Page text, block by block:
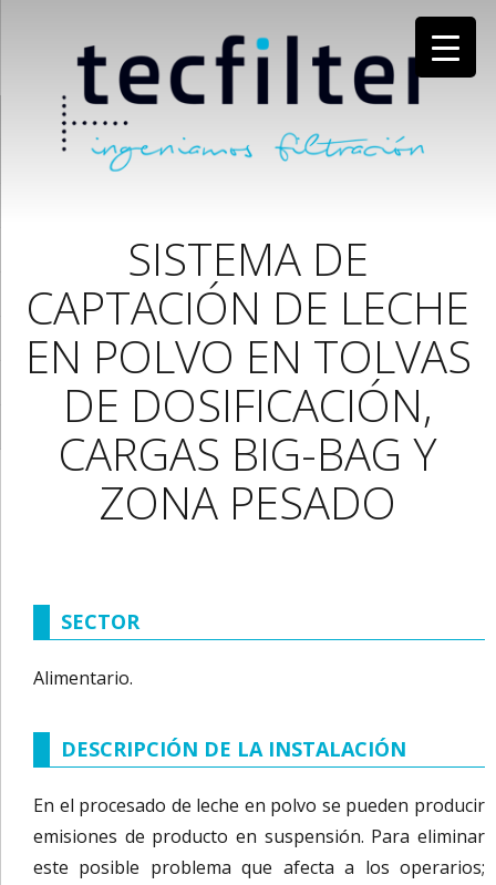
SISTEMA DE
CAPTACIÓN DE LECHE
EN POLVO EN TOLVAS
DE DOSIFICACIÓN,
CARGAS BIG-BAG Y
ZONA PESADO
SECTOR
Alimentario.
DESCRIPCIÓN DE LA INSTALACIÓN
En el procesado de leche en polvo se pueden producir
emisiones de producto en suspensión. Para eliminar
este posible problema que afecta a los operarios;